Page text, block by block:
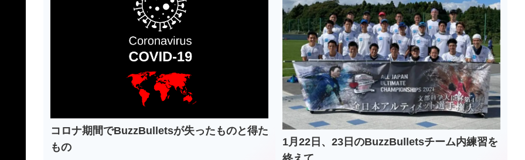
コロナ期間でBuzzBulletsが失ったものと得た
もの
1月22日、23日のBuzzBulletsチーム内練習を